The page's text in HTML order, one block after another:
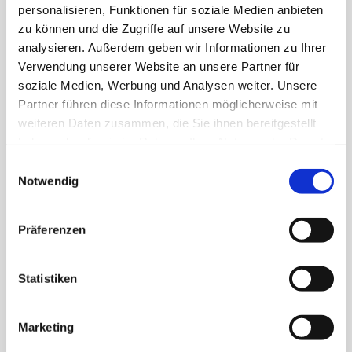
personalisieren, Funktionen für soziale Medien anbieten
zu können und die Zugriffe auf unsere Website zu
analysieren. Außerdem geben wir Informationen zu Ihrer
Verwendung unserer Website an unsere Partner für
soziale Medien, Werbung und Analysen weiter. Unsere
Partner führen diese Informationen möglicherweise mit
weiteren Daten zusammen, die Sie ihnen bereitgestellt
Notwendig
Präferenzen
Statistiken
Marketing
Wir fahren:
Rollstuhltransport
Krankenhaus-Entlassungen
Ambulante Behandlungen
Strahlentherapien
Leistungsspektrum: